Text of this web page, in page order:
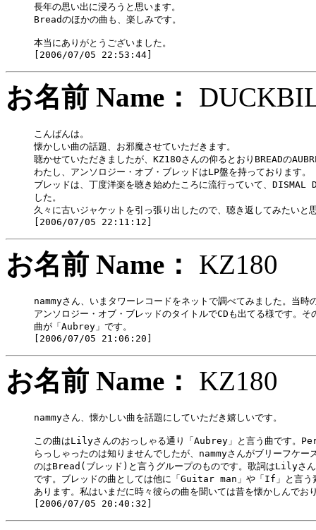
長年の思い出に浸ろうと思います。
Breadのほかの曲も、楽しみです。
本当にありがとうございました。
お名前 Name：
こんばんは。
懐かしい曲の話題、お邪魔させていただきます。
聴かせていただきましたが、KZ180さんの仰るとおりBREADの
わたし、アンソロジー・オブ・ブレッドはLP盤を持っております。
ブレッドは、丁度洋楽を聴き始めたころに流行っていて、DISMAL
した。
久々に古いジャケットを引っ張り出したので、聴き返してみたいと
お名前 Name：
nammyさん、いまタワーレコードをネットで調べてみました。当時
アンソロジー・オブ・ブレッドのタイトルでCDも出てる様です。そ
曲が「Aubrey」です。
お名前 Name：
nammyさん、懐かしい曲を話題にしていただき嬉しいです。
この曲はLilyさんのおっしゃる通り「Aubrey」と言う曲です。
らっしゃったのは知りませんでしたが、nammyさんがブリーフケー
のはBread(ブレッド)と言うグループのものです。歌詞はLilyさん
です。ブレッドの曲としては他に「Guitar man」や「If」と言う
あります。私はいまだに時々彼らの曲を聞いては昔を懐かしんでお